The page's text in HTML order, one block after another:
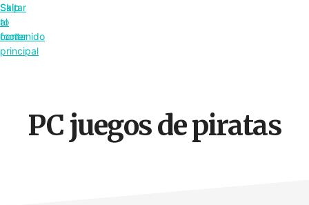
Saltar
al
contenido
principal
Skip
to
footer
PC juegos de piratas